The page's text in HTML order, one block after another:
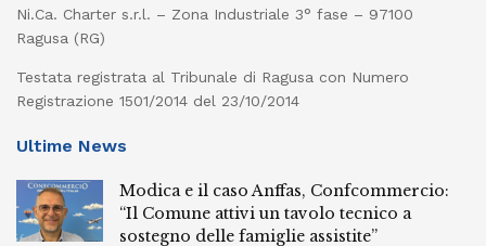
Ni.Ca. Charter s.r.l. – Zona Industriale 3° fase – 97100
Ragusa (RG)
Testata registrata al Tribunale di Ragusa con Numero
Registrazione 1501/2014 del 23/10/2014
Ultime News
Modica e il caso Anffas, Confcommercio:
“Il Comune attivi un tavolo tecnico a
sostegno delle famiglie assistite”